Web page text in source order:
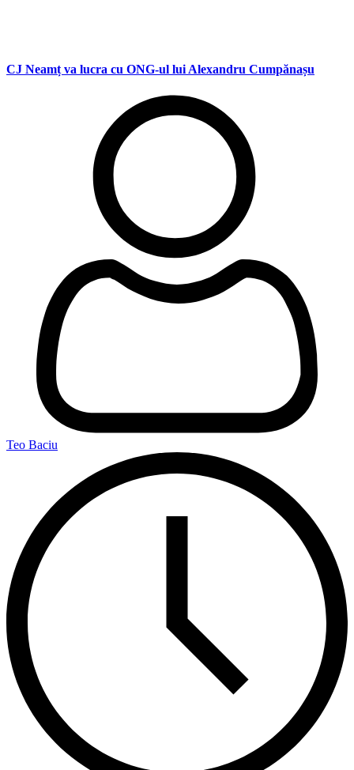
CJ Neamț va lucra cu ONG-ul lui Alexandru Cumpănașu
Teo Baciu